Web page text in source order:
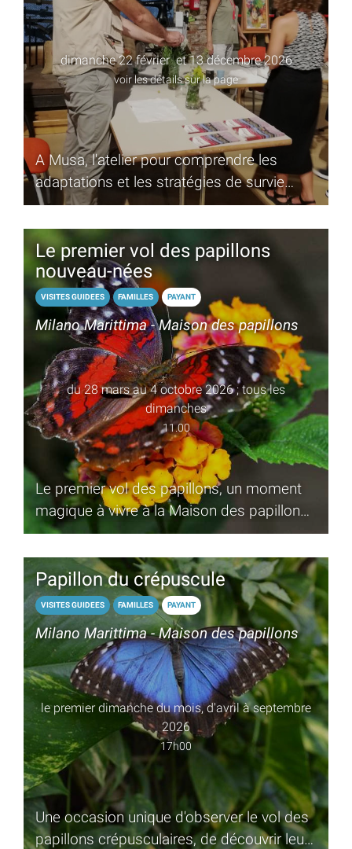
dimanche 22 février et 13 décembre 2026
voir les détails sur la page
A Musa, l'atelier pour comprendre les
adaptations et les stratégies de survie
dans un environnement tel que la Salina
Le premier vol des papillons
nouveau-nées
VISITES GUIDEES FAMILLES PAYANT
Milano Marittima - Maison des papillons
du 28 mars au 4 octobre 2026 ; tous les
dimanches
11.00
Le premier vol des papillons, un moment
magique à vivre à la Maison des papillons
de Milano Marittima
Papillon du crépuscule
VISITES GUIDEES FAMILLES PAYANT
Milano Marittima - Maison des papillons
le premier dimanche du mois, d'avril à septembre
2026
17h00
Une occasion unique d'observer le vol des
papillons crépusculaires, de découvrir leurs